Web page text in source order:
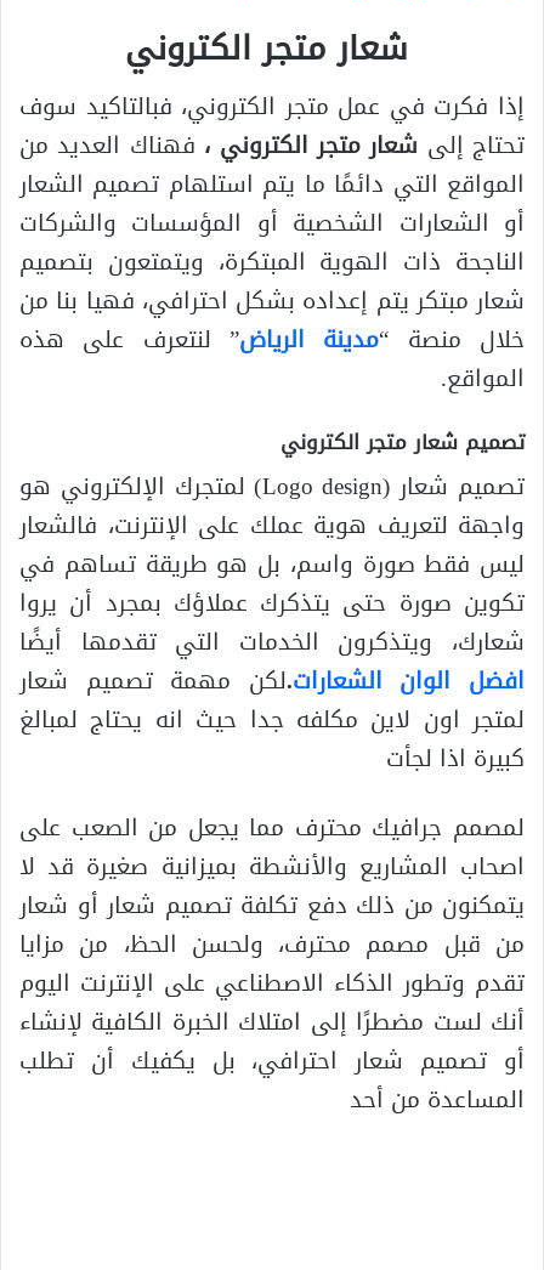
شعار متجر الكتروني
إذا فكرت في عمل متجر الكتروني، فبالتاكيد سوف
تحتاج إلى شعار متجر الكتروني ، فهناك العديد من
المواقع التي دائمًا ما يتم استلهام تصميم الشعار
أو الشعارات الشخصية أو المؤسسات والشركات
الناجحة ذات الهوية المبتكرة، ويتمتعون بتصميم
شعار مبتكر يتم إعداده بشكل احترافي، فهيا بنا من
خلال منصة “مدينة الرياض” لنتعرف على هذه
المواقع.
تصميم شعار متجر الكتروني
تصميم شعار (Logo design) لمتجرك الإلكتروني هو
واجهة لتعريف هوية عملك على الإنترنت، فالشعار
ليس فقط صورة واسم، بل هو طريقة تساهم في
تكوين صورة حتى يتذكرك عملاؤك بمجرد أن يروا
شعارك، ويتذكرون الخدمات التي تقدمها أيضًا
افضل الوان الشعارات.لكن مهمة تصميم شعار
لمتجر اون لاين مكلفه جدا حيث انه يحتاج لمبالغ
كبيرة اذا لجأت
لمصمم جرافيك محترف مما يجعل من الصعب على
اصحاب المشاريع والأنشطة بميزانية صغيرة قد لا
يتمكنون من ذلك دفع تكلفة تصميم شعار أو شعار
من قبل مصمم محترف، ولحسن الحظ، من مزايا
تقدم وتطور الذكاء الاصطناعي على الإنترنت اليوم
أنك لست مضطرًا إلى امتلاك الخبرة الكافية لإنشاء
أو تصميم شعار احترافي، بل يكفيك أن تطلب
المساعدة من أحد